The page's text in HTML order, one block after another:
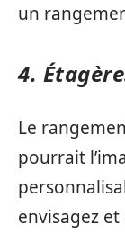
un
4.
Le
pourrait
envisagez